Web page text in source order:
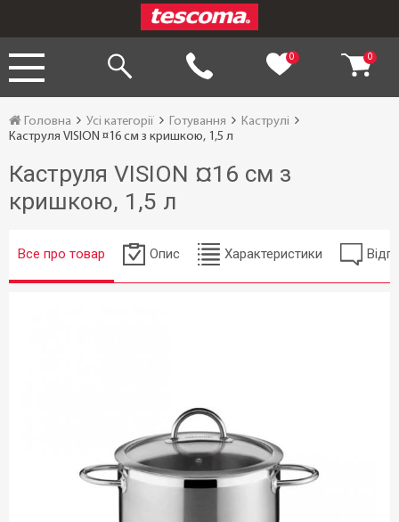
0 0
Головна Усі категорії Готування
Каструлі
Каструля VISION ¤16 см з кришкою, 1,5 л
Каструля VISION ¤16 см з
кришкою, 1,5 л
Все про товар Опис Характеристики